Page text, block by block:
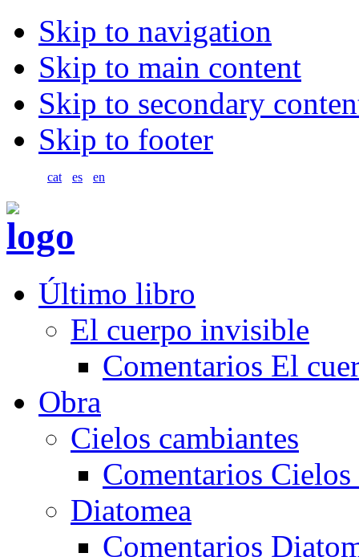
Skip to navigation
Skip to main content
Skip to secondary
Skip to footer
cat es en
Último libro
El cuerpo invisible
Comentarios El
Obra
Cielos cambiantes
Comentarios Cielos
Diatomea
Comentarios